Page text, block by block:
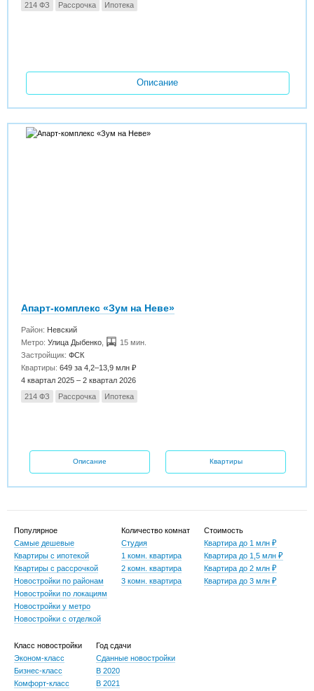
214 ФЗ
Рассрочка Ипотека
Описание
Апарт-комплекс «Зум на Неве»
Район: Невский
Метро: Улица Дыбенко
15 мин.
Застройщик:ФСК
Квартиры:649 за 4,2–13,9 млн ₽
4 квартал 2025 – 2 квартал 2026
214 ФЗ
Рассрочка Ипотека
Описание Квартиры
Популярное
Самые дешевые
Квартиры с ипотекой
Квартиры с рассрочкой
Новостройки по районам
Новостройки по локациям
Новостройки у метро
Новостройки с отделкой
Количество комнат
Студия
1 комн. квартира
2 комн. квартира
3 комн. квартира
Стоимость
Квартира до 1 млн ₽
Квартира до 1,5 млн ₽
Квартира до 2 млн ₽
Квартира до 3 млн ₽
Класс новостройки
Эконом-класс
Бизнес-класс
Комфорт-класс
Год сдачи
Сданные новостройки
В 2020
В 2021